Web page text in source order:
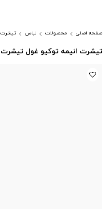
صفحه اصلی محصولات لباس تیشرت
تیشرت انیمه توکیو غول تیشرت tokyo ghoul